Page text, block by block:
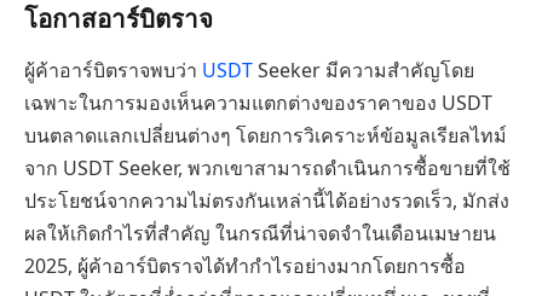
โอกาสอาร์บิตราจ
ผู้ค้าอาร์บิตราจพบว่า USDTSeeker มีความสำคัญโดย
เฉพาะในการมองเห็นความแตกต่างของราคาของ USDT
บนตลาดแลกเปลี่ยนต่างๆ โดยการวิเคราะห์ข้อมูลเรียลไทม์
จาก USDT Seeker, พวกเขาสามารถดำเนินการซื้อขายที่ใช้
ประโยชน์จากความไม่ตรงกันเหล่านี้ได้อย่างรวดเร็ว, มักส่ง
ผลให้เกิดกำไรที่สำคัญ ในกรณีที่น่าจดจำในเดือนเมษายน
2025, ผู้ค้าอาร์บิตราจได้ทำกำไรอย่างมากโดยการซื้อ